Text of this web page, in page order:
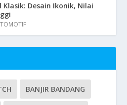
Klasik: Desain Ikonik, Nilai
BANJIR BANDANG